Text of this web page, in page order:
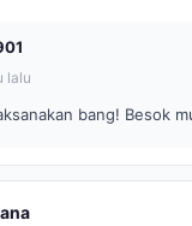
lalu
bang! Besok